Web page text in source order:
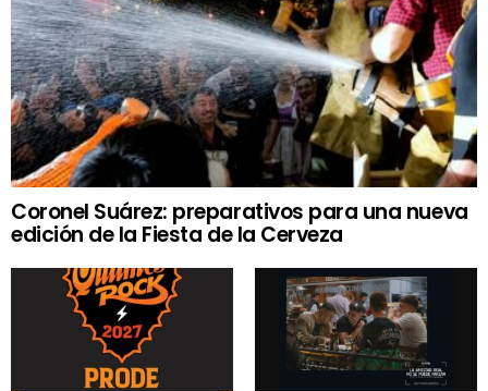
Coronel Suárez: preparativos para una nueva
edición de la Fiesta de la Cerveza